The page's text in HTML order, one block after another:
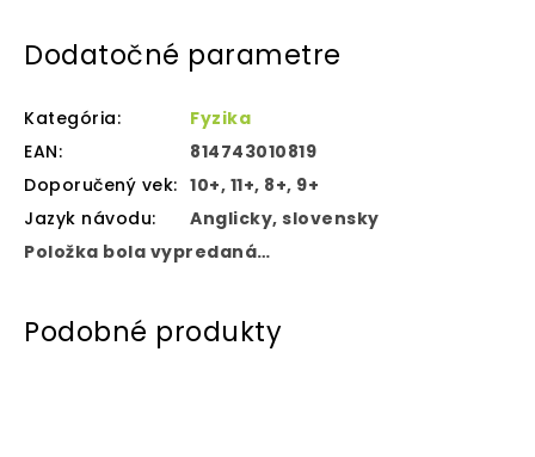
Dodatočné parametre
Kategória:
Fyzika
EAN:
814743010819
Doporučený vek: 10+, 11+, 8+, 9+
Jazyk návodu:
Anglicky, slovensky
Položka bola vypredaná…